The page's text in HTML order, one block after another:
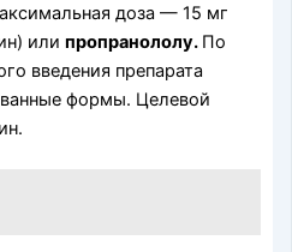
доза — 15 мг
илипропранололу. По
введения препарата
формы. Целевой